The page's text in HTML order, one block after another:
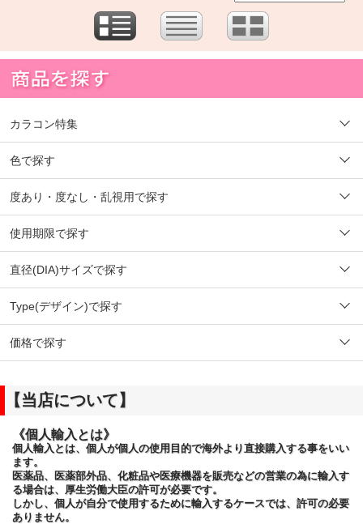
カラコン特集
色で探す
度あり・度なし・乱視用で探す
使用期限で探す
直径(DIA)サイズで探す
Type(デザイン)で探す
価格で探す
【当店について】
《個人輸入とは》
個人輸入とは、個人が個人の使用目的で海外より直接購入する事をいい
ます。
医薬品、医薬部外品、化粧品や医療機器を販売などの営業の為に輸入す
る場合は、厚生労働大臣の許可が必要です。
しかし、個人が自分で使用するために輸入するケースでは、許可の必要
ありません。